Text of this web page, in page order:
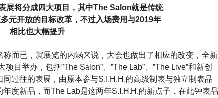
展将分成四大项目，其中The Salon就是传统
元开放的目标改革，不过入场费用与2019年
相比也大幅提升
而已，就展览的内涵来说，大会也做出了相应的改变，全新
目举办，包括”The Salon”、”The Lab”、”The Live”和新创
同过往的表展，由原本参与S.I.H.H.的高级制表与独立制表品
度新品，而The Lab是这两年S.I.H.H.的新点子，在此钟表品